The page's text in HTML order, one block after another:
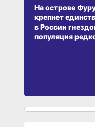
На острове
крепнет
в России
популяция